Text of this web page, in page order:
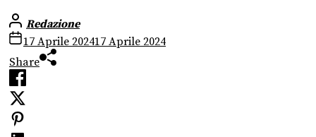
Redazione
17 Aprile 202417 Aprile 2024
Share